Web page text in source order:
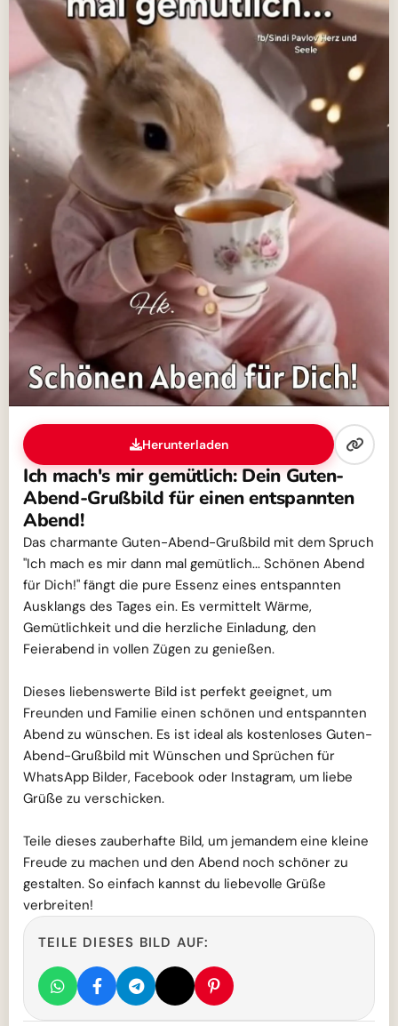
Herunterladen
Ich mach's mir gemütlich: Dein Guten-
Abend-Grußbild für einen entspannten
Abend!
Das charmante Guten-Abend-Grußbild mit dem Spruch
"Ich mach es mir dann mal gemütlich... Schönen Abend
für Dich!" fängt die pure Essenz eines entspannten
Ausklangs des Tages ein. Es vermittelt Wärme,
Gemütlichkeit und die herzliche Einladung, den
Feierabend in vollen Zügen zu genießen.
Dieses liebenswerte Bild ist perfekt geeignet, um
Freunden und Familie einen schönen und entspannten
Abend zu wünschen. Es ist ideal als kostenloses Guten-
Abend-Grußbild mit Wünschen und Sprüchen für
WhatsApp Bilder, Facebook oder Instagram, um liebe
Grüße zu verschicken.
Teile dieses zauberhafte Bild, um jemandem eine kleine
Freude zu machen und den Abend noch schöner zu
gestalten. So einfach kannst du liebevolle Grüße
verbreiten!
TEILE DIESES BILD AUF: